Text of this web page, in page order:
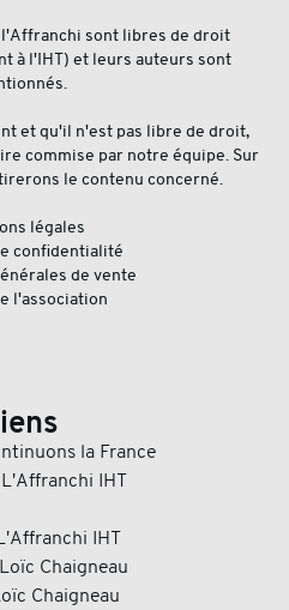
sont libres de droit
à l'IHT) et leurs auteurs sont
et qu'il n'est pas libre de droit,
commise par notre équipe. Sur
le contenu concerné.
légales
confidentialité
de vente
l'association
la France
IHT
IHT
Chaigneau
Chaigneau